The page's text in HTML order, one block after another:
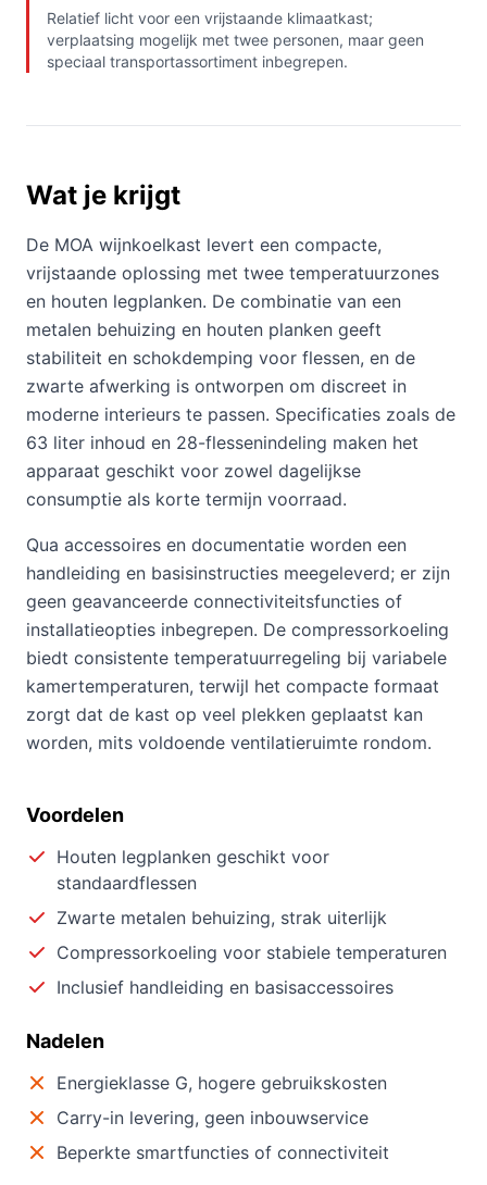
Relatief licht voor een vrijstaande klimaatkast;
verplaatsing mogelijk met twee personen, maar geen
speciaal transportassortiment inbegrepen.
Wat je krijgt
De MOA wijnkoelkast levert een compacte,
vrijstaande oplossing met twee temperatuurzones
en houten legplanken. De combinatie van een
metalen behuizing en houten planken geeft
stabiliteit en schokdemping voor flessen, en de
zwarte afwerking is ontworpen om discreet in
moderne interieurs te passen. Specificaties zoals de
63 liter inhoud en 28-flessenindeling maken het
apparaat geschikt voor zowel dagelijkse
consumptie als korte termijn voorraad.
Qua accessoires en documentatie worden een
handleiding en basisinstructies meegeleverd; er zijn
geen geavanceerde connectiviteitsfuncties of
installatieopties inbegrepen. De compressorkoeling
biedt consistente temperatuurregeling bij variabele
kamertemperaturen, terwijl het compacte formaat
zorgt dat de kast op veel plekken geplaatst kan
worden, mits voldoende ventilatieruimte rondom.
Voordelen
Houten legplanken geschikt voor
standaardflessen
Zwarte metalen behuizing, strak uiterlijk
Compressorkoeling voor stabiele temperaturen
Inclusief handleiding en basisaccessoires
Nadelen
Energieklasse G, hogere gebruikskosten
Carry-in levering, geen inbouwservice
Beperkte smartfuncties of connectiviteit